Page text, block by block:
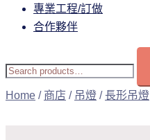
專業工程/訂做
合作夥伴
Home / 商店 / 吊燈 /長形吊燈